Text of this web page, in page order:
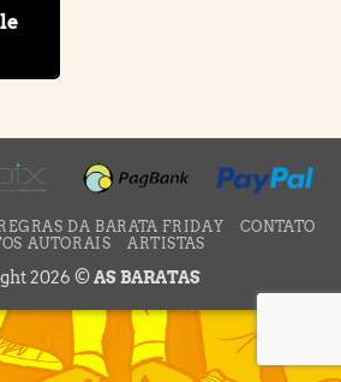
DA BARATA FRIDAY
CONTATO
AUTORAIS
ARTISTAS
2026 ©AS BARATAS